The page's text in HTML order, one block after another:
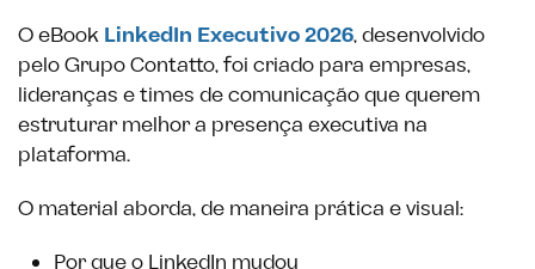
O eBook LinkedIn Executivo 2026, desenvolvido
pelo Grupo Contatto, foi criado para empresas,
lideranças e times de comunicação que querem
estruturar melhor a presença executiva na
plataforma.
O material aborda, de maneira prática e visual:
Por que o LinkedIn mudou